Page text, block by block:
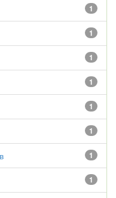
1
1
1
1
1
1
1
1